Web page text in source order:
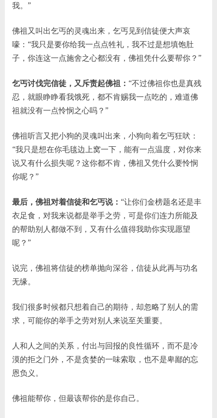
我。”
佛祖又叫出乞丐的灵魂出来，乞丐见到信徒便大声哀
嚎：“我只是要你给我一点点牲礼，我不过是想填饱肚
子，你连这一点施舍之心都没有，佛祖凭什么要帮你？”
乞丐讨伐完信徒，又斥责起佛祖： “不过佛祖你也是真残
忍，就眼睁睁看我饿死，都不肯赐我一点吃的，难道佛
祖就没有一点怜悯之心吗？”
佛祖听言又把小狗的灵魂叫出来，小狗向着乞丐狂吠：
“我只是想在你毛毯边上窝一下，能有一点温度，对你来
说又有什么损失呢？这你都不肯，佛祖又凭什么要怜悯
你呢？”
最后，佛祖对着信徒和乞丐说： “让你们金榜题名还是丰
衣足食，对我来说都是举手之劳，可是你们连力所能及
的帮助别人都做不到，又有什么值得我助你实现愿望
呢？”
说完，佛祖将信徒的榜单抛向深谷，信徒从此再与功名
无缘。
我们很多时候都只想着自己的期待，却忽略了别人的需
求，可能你的举手之劳对别人来说至关重要。
人和人之间的关系，付出与回报的良性循环，而不是冷
漠的拒之门外，不是贪婪的一味索取，也不是卑鄙的忘
恩负义。
佛祖能帮你，但最该帮你的是你自己。